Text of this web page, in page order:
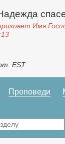
Имя
EST
Проповеди